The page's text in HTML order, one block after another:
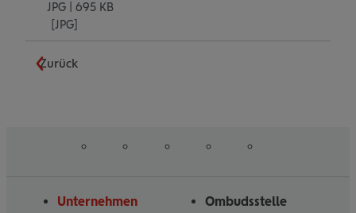
JPG | 695 KB
Zurück
Unternehmen
Ombudsstelle
uns